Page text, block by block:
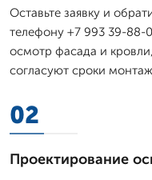
Оставьте заявку и
телефону +7 993 39-88-
осмотр фасада и
согласуют сроки
02
Проектирование